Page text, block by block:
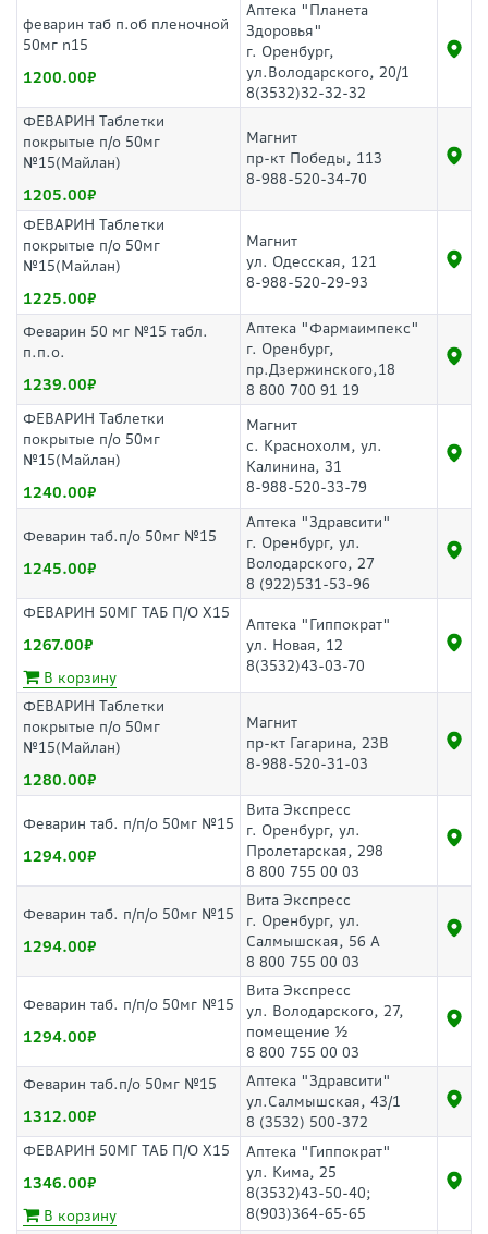
феварин таб п.об пленочной
50мг n15
1200.00
Аптека "Планета
Здоровья"
г. Оренбург,
ул.Володарского, 20/1
8(3532)32-32-32
ФЕВАРИН Таблетки
покрытые п/о 50мг
№15(Майлан)
1205.00
Магнит
пр-кт Победы, 113
8-988-520-34-70
ФЕВАРИН Таблетки
покрытые п/о 50мг
№15(Майлан)
1225.00
Магнит
ул. Одесская, 121
8-988-520-29-93
Феварин 50 мг №15 табл.
п.п.о.
1239.00
Аптека "Фармаимпекс"
г. Оренбург,
пр.Дзержинского,18
8 800 700 91 19
ФЕВАРИН Таблетки
покрытые п/о 50мг
№15(Майлан)
1240.00
Магнит
с. Краснохолм, ул.
Калинина, 31
8-988-520-33-79
Феварин таб.п/о 50мг №15
1245.00
Аптека "Здравсити"
г. Оренбург, ул.
Володарского, 27
8 (922)531-53-96
ФЕВАРИН 50МГ ТАБ П/О Х15
1267.00
В корзину
Аптека "Гиппократ"
ул. Новая, 12
8(3532)43-03-70
ФЕВАРИН Таблетки
покрытые п/о 50мг
№15(Майлан)
1280.00
Магнит
пр-кт Гагарина, 23В
8-988-520-31-03
Феварин таб. п/п/о 50мг №15
1294.00
Вита Экспресс
г. Оренбург, ул.
Пролетарская, 298
8 800 755 00 03
Феварин таб. п/п/о 50мг №15
1294.00
Вита Экспресс
г. Оренбург, ул.
Салмышская, 56 А
8 800 755 00 03
Феварин таб. п/п/о 50мг №15
1294.00
Вита Экспресс
ул. Володарского, 27,
помещение ½
8 800 755 00 03
Феварин таб.п/о 50мг №15
1312.00
Аптека "Здравсити"
ул.Салмышская, 43/1
8 (3532) 500-372
ФЕВАРИН 50МГ ТАБ П/О Х15
1346.00
В корзину
Аптека "Гиппократ"
ул. Кима, 25
8(3532)43-50-40;
8(903)364-65-65